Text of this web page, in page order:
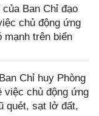
Ban Chỉ đạo
chủ động ứng
mạnh trên biển
Chỉ huy Phòng
việc chủ động ứng
quét, sạt lở đất,